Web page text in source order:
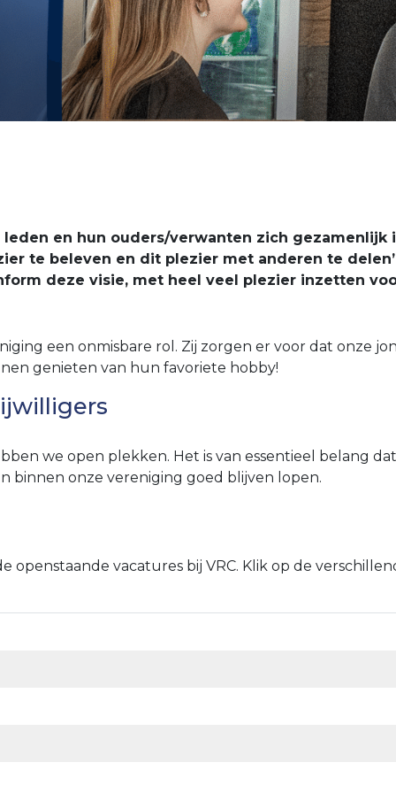
leden en hun ouders/verwanten zich
te beleven en dit plezier met anderen te
deze visie, met heel veel plezier inzetten
een onmisbare rol. Zij zorgen er voor dat onze
genieten van hun favoriete hobby!
we open plekken. Het is van essentieel belang
binnen onze vereniging goed blijven lopen.
openstaande vacatures bij VRC. Klik op de